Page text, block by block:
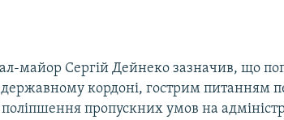
майор Сергій Дейнеко зазначив, що
державному кордоні, гострим питанням
поліпшення пропускних умов на